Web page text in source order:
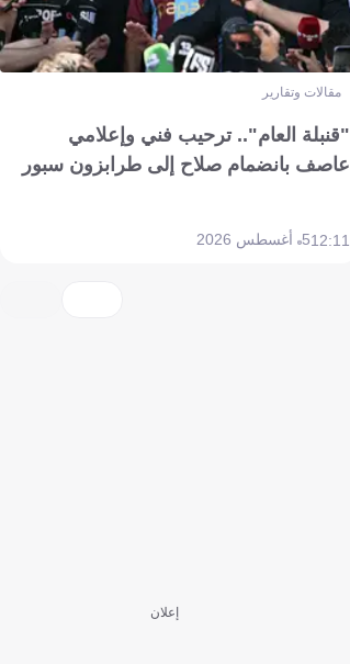
مقالات وتقارير
"قنبلة العام".. ترحيب فني وإعلامي
عاصف بانضمام صلاح إلى طرابزون سبور
12:115 أغسطس 2026
إعلان